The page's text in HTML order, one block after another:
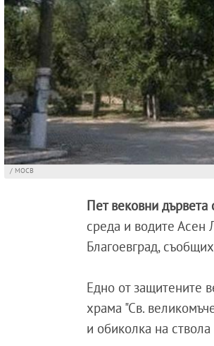
/ МОСВ
Пет вековни дървета
среда и водите Асен
Благоевград,
Едно от защитените
храма "Св.
и обиколка на